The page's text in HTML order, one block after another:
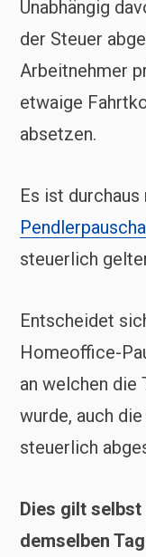
Unabhängig
der Steuer
Arbeitnehmer
etwaige
absetzen.
Es ist
steuerlich
Entscheidet
Homeoffice-
an welchen
wurde, auch
steuerlich
Dies gilt selbst
demselben